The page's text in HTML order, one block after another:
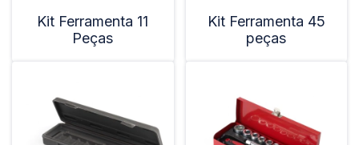
Kit Ferramenta 11
Peças
Kit Ferramenta 45
peças